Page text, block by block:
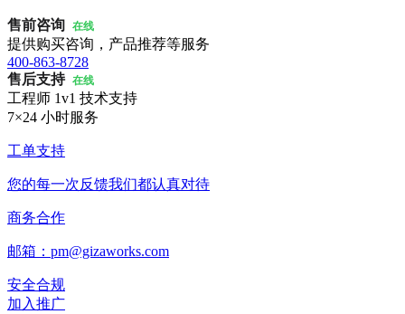
售前咨询 在线
提供购买咨询，产品推荐等服务
400-863-8728
售后支持 在线
工程师 1v1 技术支持
7×24 小时服务
工单支持
您的每一次反馈我们都认真对待
商务合作
邮箱：pm@gizaworks.com
安全合规
加入推广